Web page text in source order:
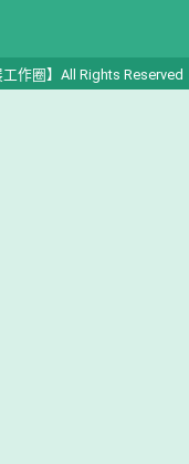
作圈】All Rights Reserved